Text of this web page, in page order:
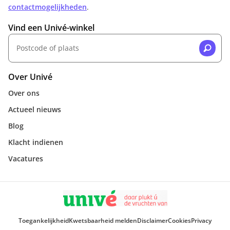
contactmogelijkheden.
Vind een Univé-winkel
Over Univé
Over ons
Actueel nieuws
Blog
Klacht indienen
Vacatures
ToegankelijkheidKwetsbaarheid meldenDisclaimerCookiesPrivacy